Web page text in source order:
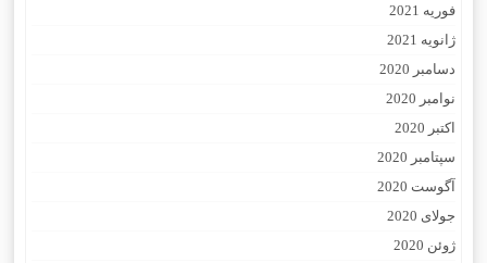
فوریه 2021
ژانویه 2021
دسامبر 2020
نوامبر 2020
اکتبر 2020
سپتامبر 2020
آگوست 2020
جولای 2020
ژوئن 2020